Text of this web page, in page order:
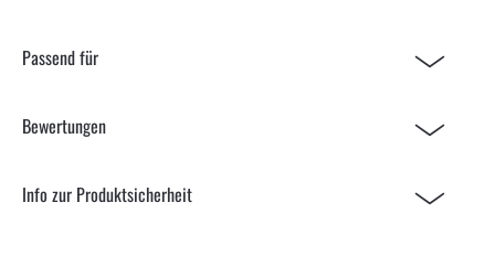
Passend für
Bewertungen
Info zur Produktsicherheit